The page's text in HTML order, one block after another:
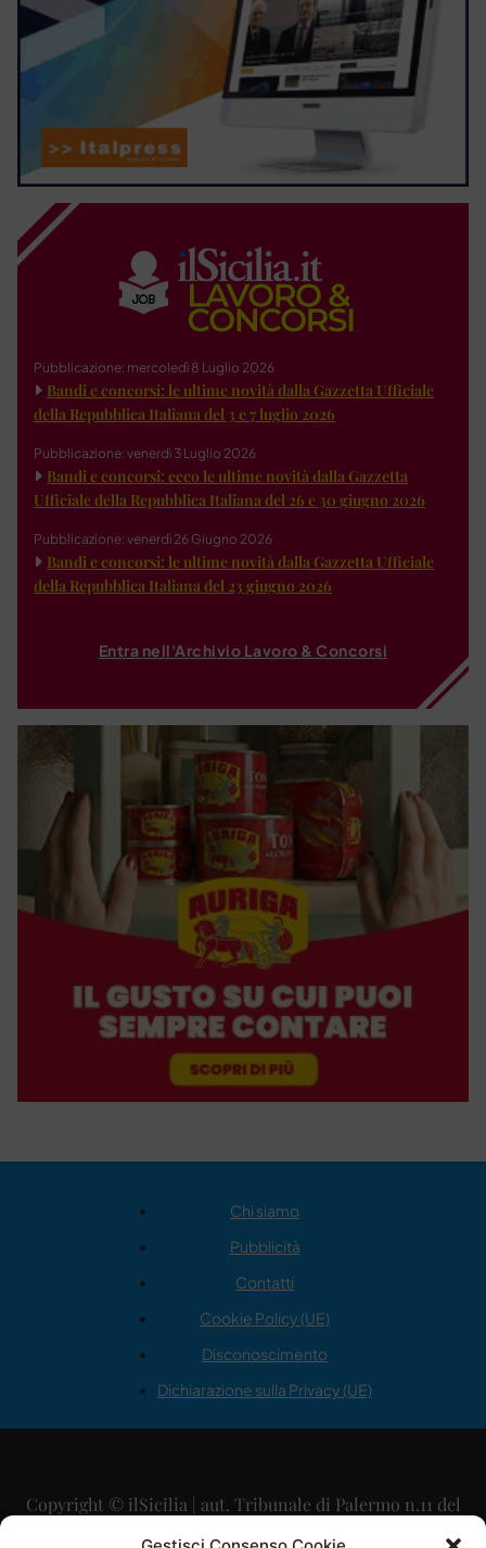
Pubblicazione: mercoledì 8 Luglio 2026
Bandi e concorsi: le ultime novità dalla Gazzetta Ufficiale
della Repubblica Italiana del 3 e 7 luglio 2026
Pubblicazione: venerdì 3 Luglio 2026
Bandi e concorsi: ecco le ultime novità dalla Gazzetta
Ufficiale della Repubblica Italiana del 26 e 30 giugno 2026
Pubblicazione: venerdì 26 Giugno 2026
Bandi e concorsi: le ultime novità dalla Gazzetta Ufficiale
della Repubblica Italiana del 23 giugno 2026
Entra nell'Archivio Lavoro & Concorsi
Chi siamo
Pubblicità
Contatti
Cookie Policy (UE)
Disconoscimento
Dichiarazione sulla Privacy (UE)
Copyright © ilSicilia | aut. Tribunale di Palermo n.11 del
29/09/2015